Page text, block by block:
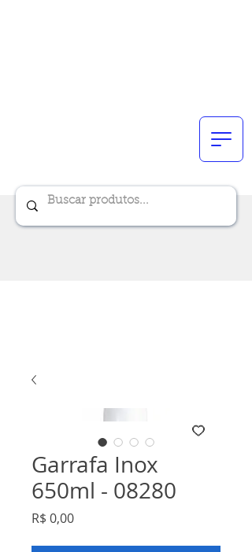
Garrafa Inox
650ml - 08280
R$ 0,00Preço